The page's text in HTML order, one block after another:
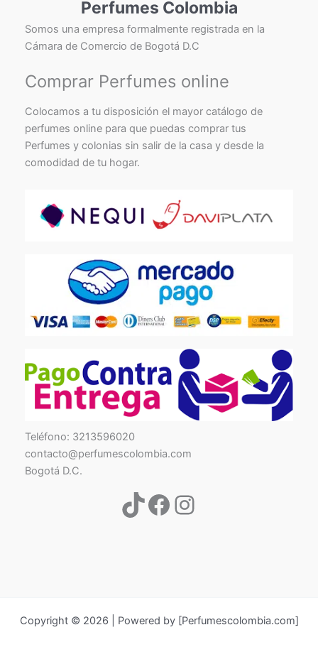
Perfumes Colombia
Somos una empresa formalmente registrada en la
Cámara de Comercio de Bogotá D.C
Comprar Perfumes online
Colocamos a tu disposición el mayor catálogo de
perfumes online para que puedas comprar tus
Perfumes y colonias sin salir de la casa y desde la
comodidad de tu hogar.
Teléfono: 3213596020
contacto@perfumescolombia.com
Bogotá D.C.
TikTokFacebook
Instagram
Copyright © 2026 | Powered by [Perfumescolombia.com]